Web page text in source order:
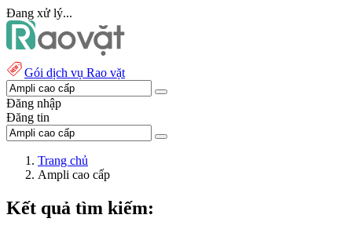
Đang xử lý...
Gói dịch vụ Rao vặt
Đăng nhập
Đăng tin
Trang chủ
Ampli cao cấp
Kết quả tìm kiếm: